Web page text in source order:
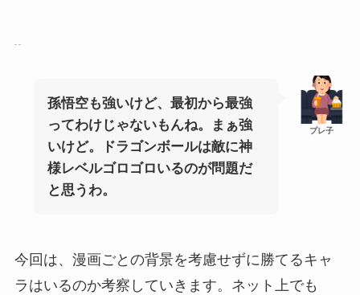
プレ子
孫悟空も強いけど、最初から最強
ってわけじゃないもんね。まぁ強
いけど。ドラゴンボールは敵に神
様レベルゴロゴロいるのが問題だ
と思うわ。
今回は、漫画ごとの背景を考慮せずに勝てるキャ
ラはいるのか考察していきます。ネット上でも